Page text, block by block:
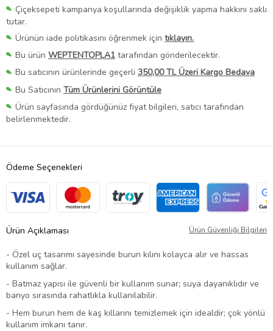
Çiçeksepeti kampanya koşullarında değişiklik yapma hakkını saklı
tutar.
Ürünün iade politikasını öğrenmek için tıklayın.
Bu ürün WEPTENTOPLA1 tarafından gönderilecektir.
Bu satıcının ürünlerinde geçerli 350,00 TL Üzeri Kargo Bedava
Bu Satıcının Tüm Ürünlerini Görüntüle
Ürün sayfasında gördüğünüz fiyat bilgileri, satıcı tarafından
belirlenmektedir.
Ödeme Seçenekleri
Ürün Açıklaması Ürün Güvenliği Bilgileri
- Özel uç tasarımı sayesinde burun kılını kolayca alır ve hassas
kullanım sağlar.
- Batmaz yapısı ile güvenli bir kullanım sunar; suya dayanıklıdır ve
banyo sırasında rahatlıkla kullanılabilir.
- Hem burun hem de kaş kıllarını temizlemek için idealdir; çok yönlü
kullanım imkanı tanır.